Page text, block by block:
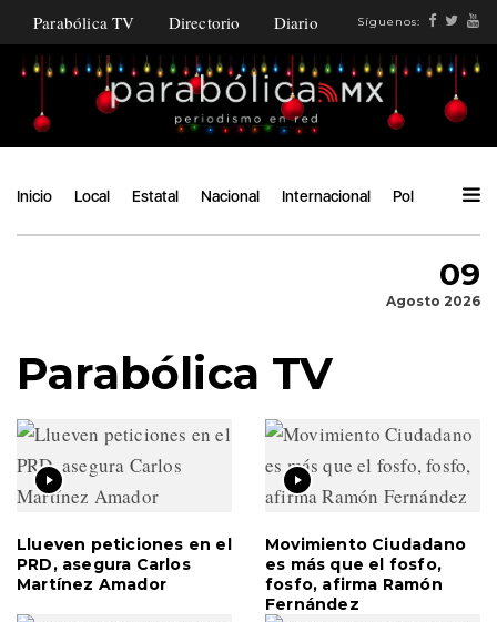
Parabólica TV Directorio Diario Síguenos:
Inicio Local Estatal Nacional Internacional Política
09
Agosto 2026
Parabólica TV
Llueven peticiones en el
PRD, asegura Carlos
Martínez Amador
Movimiento Ciudadano
es más que el fosfo,
fosfo, afirma Ramón
Fernández